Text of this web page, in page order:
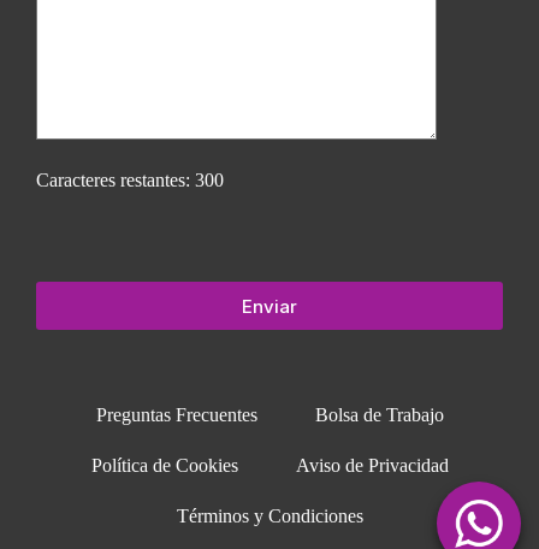
Caracteres restantes: 300
Preguntas Frecuentes Bolsa de Trabajo
Política de Cookies Aviso de Privacidad
Términos y Condiciones